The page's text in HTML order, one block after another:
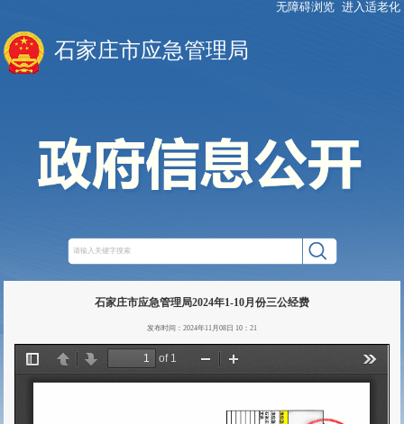
无障碍浏览 进入适老化
石家庄市应急管理局
石家庄市应急管理局2024年1-10月份三公经费
发布时间：2024年11月08日 10：21